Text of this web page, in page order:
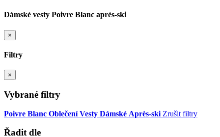
Dámské vesty Poivre Blanc après-ski
×
Filtry
×
Vybrané filtry
Poivre Blanc Oblečení Vesty Dámské Après-ski Zrušit filtry
Řadit dle